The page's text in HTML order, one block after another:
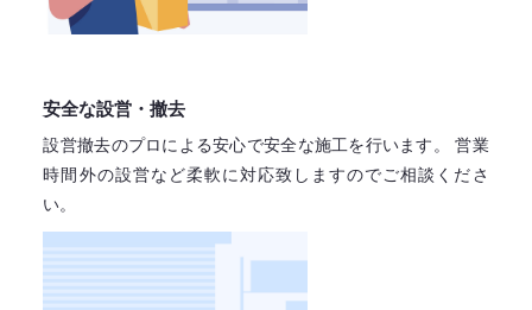
安全な設営・撤去
設営撤去のプロによる安心で安全な施工を行います。
営業
時間外の設営など柔軟に対応致しますのでご相談くださ
い。